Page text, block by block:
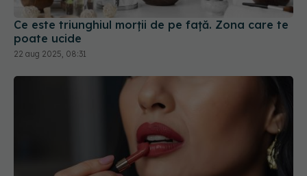
Ce este triunghiul morții de pe față. Zona care te
poate ucide
22 aug 2025, 08:31